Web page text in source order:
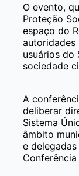
O evento,
Proteção
espaço do
autoridades
usuários do
sociedade
A
deliberar
Sistema
âmbito
e